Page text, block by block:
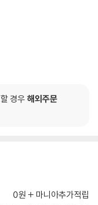
경우 해외주문
0원 마니아추가적립